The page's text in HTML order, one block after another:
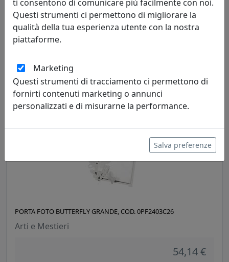
PORTA FOTO ELEGANTE FIOR DI LOTO ONDINA, COD.
0PF3286C18
PORTA FOTO BUTTERFLY GRANDE, COD. 0PF2403C26
Arti e Mestieri
54,14 €
ti consentono di comunicare più facilmente con noi.
Questi strumenti ci permettono di migliorare la
qualità della tua esperienza utente con la nostra
piattaforme.
Marketing
Questi strumenti di tracciamento ci permettono di
fornirti contenuti marketing o annunci
personalizzati e di misurarne la performance.
Salva preferenze